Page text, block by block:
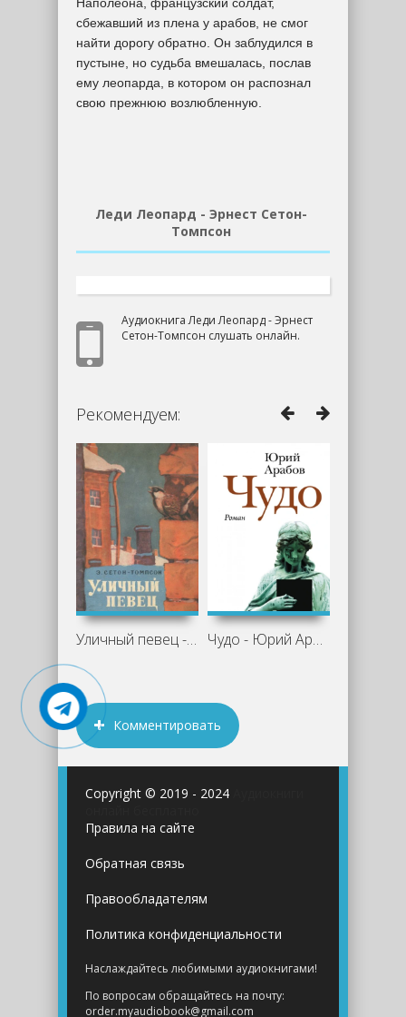
сбежавший из плена у арабов, не смог
найти дорогу обратно. Он заблудился в
пустыне, но судьба вмешалась, послав
ему леопарда, в котором он распознал
свою прежнюю возлюбленную.
Леди Леопард - Эрнест Сетон-
Томпсон
Аудиокнига Леди Леопард - Эрнест
Сетон-Томпсон слушать онлайн.
Рекомендуем:
Уличный певец - Эрнест Сетон-Томпсон Чудо - Юрий Арабов
Комментировать
Copyright © 2019 - 2024
Правила на сайте
Обратная связь
Правообладателям
Политика конфиденциальности
Наслаждайтесь любимыми аудиокнигами!
По вопросам обращайтесь на почту:
order.myaudiobook@gmail.com